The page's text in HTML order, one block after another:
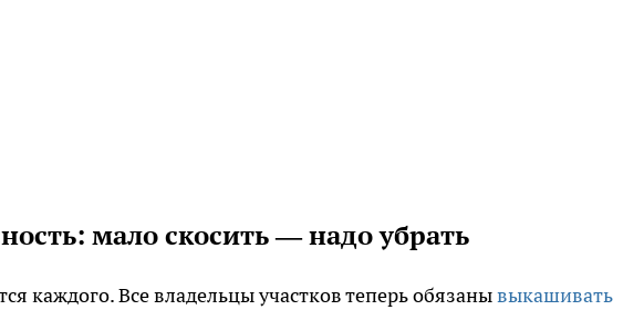
мало скосить — надо убрать
каждого. Все владельцы участков теперь обязанывыкашивать